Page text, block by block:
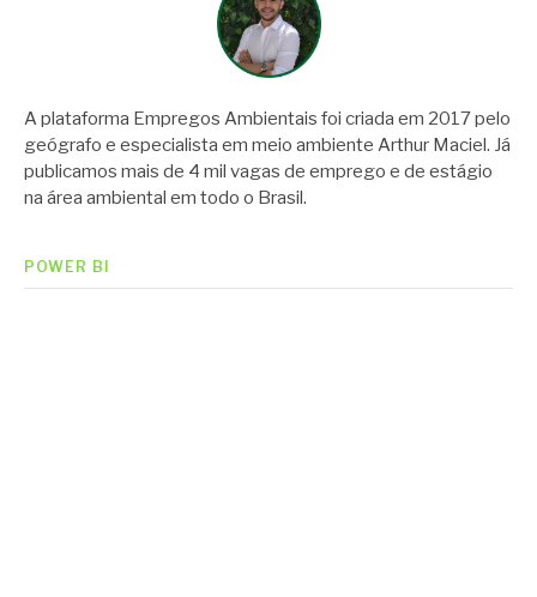
A plataforma Empregos Ambientais foi criada em 2017 pelo
geógrafo e especialista em meio ambiente Arthur Maciel. Já
publicamos mais de 4 mil vagas de emprego e de estágio
na área ambiental em todo o Brasil.
POWER BI